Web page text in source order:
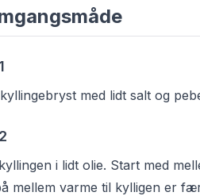
1
med lidt salt og
2
i lidt olie. Start med
mellem varme til kylligen er